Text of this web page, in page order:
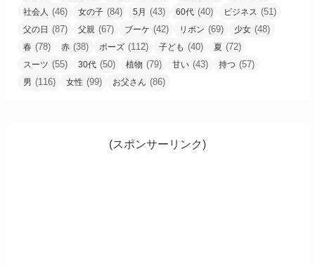
社会人 (46) 女の子 (84) 5月 (43) 60代 (40) ビジネス (51)
父の日 (87) 父親 (67) ブーケ (42) リボン (69) 少女 (48)
春 (78) 赤 (38) ポーズ (112) 子ども (40) 夏 (72)
スーツ (55) 30代 (50) 植物 (79) 甘い (43) 持つ (57)
男 (116) 女性 (99) お父さん (86)
(スポンサーリンク)